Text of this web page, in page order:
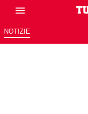
NOTIZIE